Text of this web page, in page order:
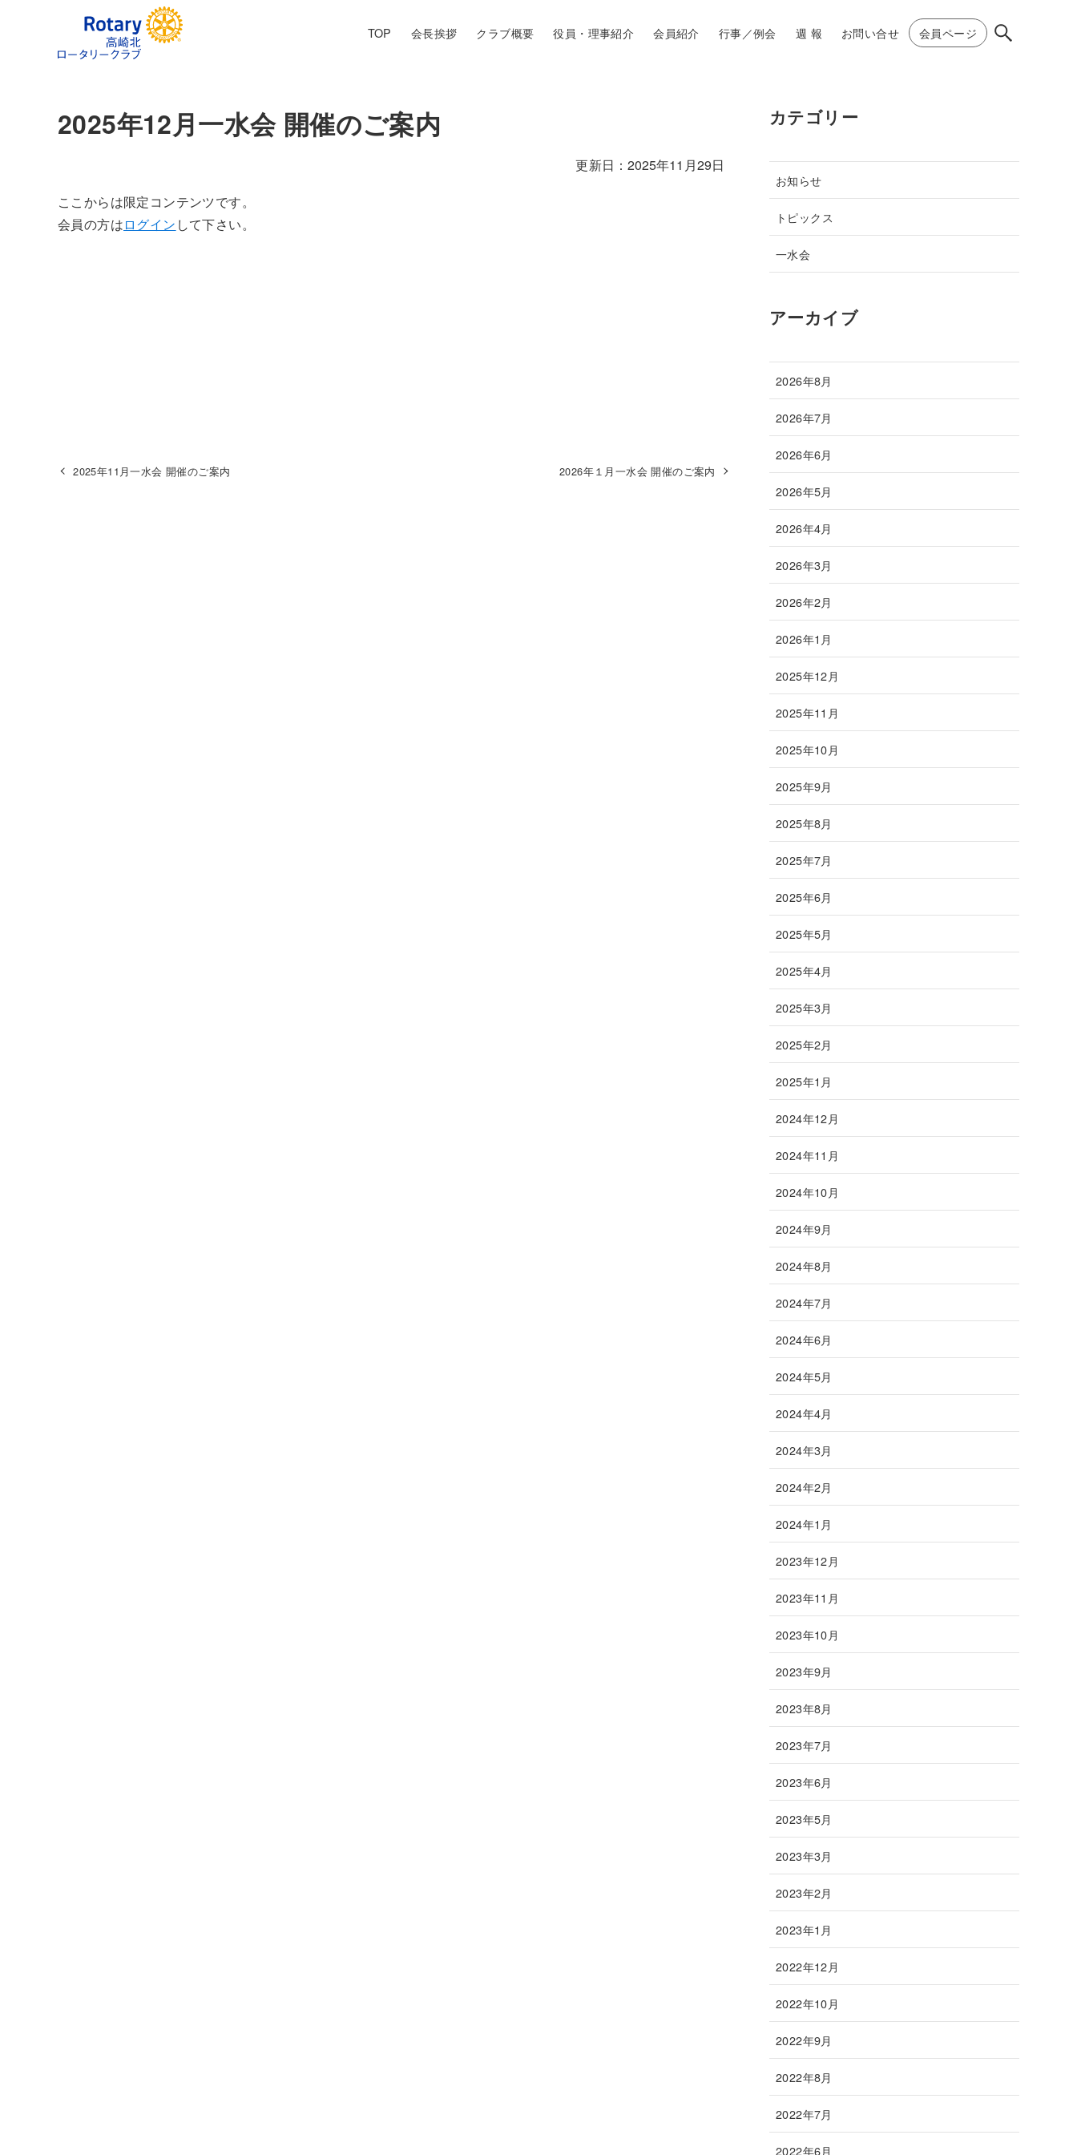
TOP 会長挨拶 クラブ概要 役員・理事紹介 会員紹介 行事／例会 週 報 お問い合せ 会員ページ
2025年12月一水会 開催のご案内
2025年11月29日
ここからは限定コンテンツです。
会員の方はログイン して下さい。
2025年11月一水会 開催のご案内 2026年１月一水会 開催のご案内
カテゴリー
お知らせ
トピックス
一水会
アーカイブ
2026年8月
2026年7月
2026年6月
2026年5月
2026年4月
2026年3月
2026年2月
2026年1月
2025年12月
2025年11月
2025年10月
2025年9月
2025年8月
2025年7月
2025年6月
2025年5月
2025年4月
2025年3月
2025年2月
2025年1月
2024年12月
2024年11月
2024年10月
2024年9月
2024年8月
2024年7月
2024年6月
2024年5月
2024年4月
2024年3月
2024年2月
2024年1月
2023年12月
2023年11月
2023年10月
2023年9月
2023年8月
2023年7月
2023年6月
2023年5月
2023年3月
2023年2月
2023年1月
2022年12月
2022年10月
2022年9月
2022年8月
2022年7月
2022年6月